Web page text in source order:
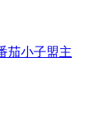
茄小子盟主